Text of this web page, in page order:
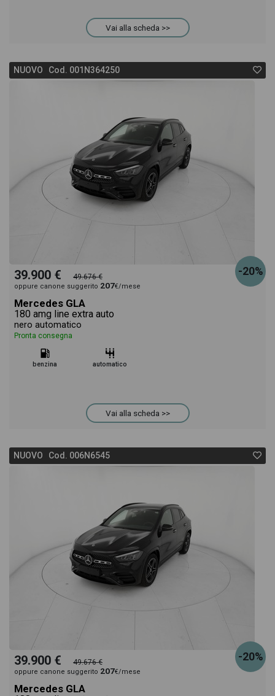
consigliata per l'acquisto del veicolo.
Vai alla scheda >>
NUOVO Cod. 001N364250
-20%
39.900 € 49.676 €
oppure canone suggerito 207€/mese
Mercedes GLA
180 amg line extra auto
nero automatico
Pronta consegna
benzina automatico
Vai alla scheda >>
NUOVO Cod. 006N6545
-20%
39.900 € 49.676 €
oppure canone suggerito 207€/mese
Mercedes GLA